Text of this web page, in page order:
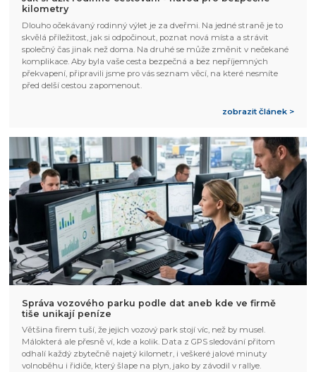
kilometry
Dlouho očekávaný rodinný výlet je za dveřmi. Na jedné straně je to
skvělá příležitost, jak si odpočinout, poznat nová místa a strávit
společný čas jinak než doma. Na druhé se může změnit v nečekané
komplikace. Aby byla vaše cesta bezpečná a bez nepříjemných
překvapení, připravili jsme pro vás seznam věcí, na které nesmíte
před delší cestou zapomenout.
zobrazit článek >
Správa vozového parku podle dat aneb kde ve firmě
tiše unikají peníze
Většina firem tuší, že jejich vozový park stojí víc, než by musel.
Málokterá ale přesně ví, kde a kolik. Data z GPS sledování přitom
odhalí každý zbytečně najetý kilometr, i veškeré jalové minuty
volnoběhu i řidiče, který šlape na plyn, jako by závodil v rallye.